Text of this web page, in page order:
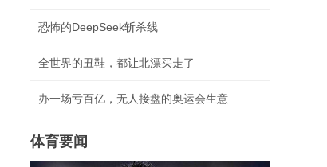
恐怖的DeepSeek斩杀线
全世界的丑鞋，都让北漂买走了
办一场亏百亿，无人接盘的奥运会生意
体育要闻